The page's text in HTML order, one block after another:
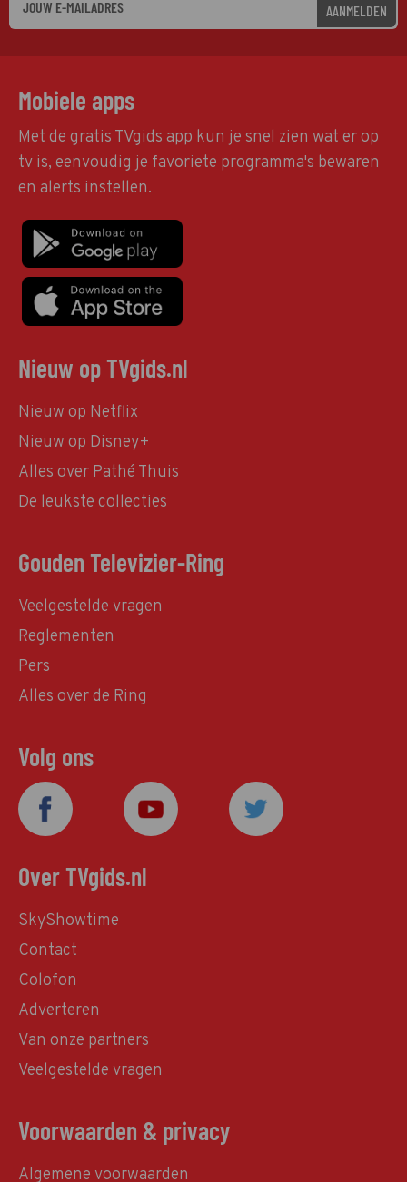
AANMELDEN
Mobiele apps
Met de gratis TVgids app kun je snel zien wat er op
tv is, eenvoudig je favoriete programma's bewaren
en alerts instellen.
Nieuw op TVgids.nl
Nieuw op Netflix
Nieuw op Disney+
Alles over Pathé Thuis
De leukste collecties
Gouden Televizier-Ring
Veelgestelde vragen
Reglementen
Pers
Alles over de Ring
Volg ons
Over TVgids.nl
SkyShowtime
Contact
Colofon
Adverteren
Van onze partners
Veelgestelde vragen
Voorwaarden & privacy
Algemene voorwaarden